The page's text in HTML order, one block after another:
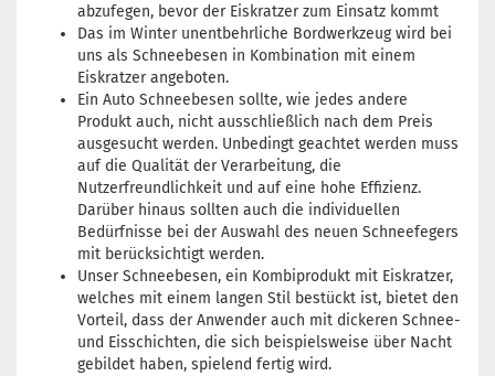
abzufegen, bevor der Eiskratzer zum Einsatz kommt
Das im Winter unentbehrliche Bordwerkzeug wird bei
uns als Schneebesen in Kombination mit einem
Eiskratzer angeboten.
Ein Auto Schneebesen sollte, wie jedes andere
Produkt auch, nicht ausschließlich nach dem Preis
ausgesucht werden. Unbedingt geachtet werden muss
auf die Qualität der Verarbeitung, die
Nutzerfreundlichkeit und auf eine hohe Effizienz.
Darüber hinaus sollten auch die individuellen
Bedürfnisse bei der Auswahl des neuen Schneefegers
mit berücksichtigt werden.
Unser Schneebesen, ein Kombiprodukt mit Eiskratzer,
welches mit einem langen Stil bestückt ist, bietet den
Vorteil, dass der Anwender auch mit dickeren Schnee-
und Eisschichten, die sich beispielsweise über Nacht
gebildet haben, spielend fertig wird.